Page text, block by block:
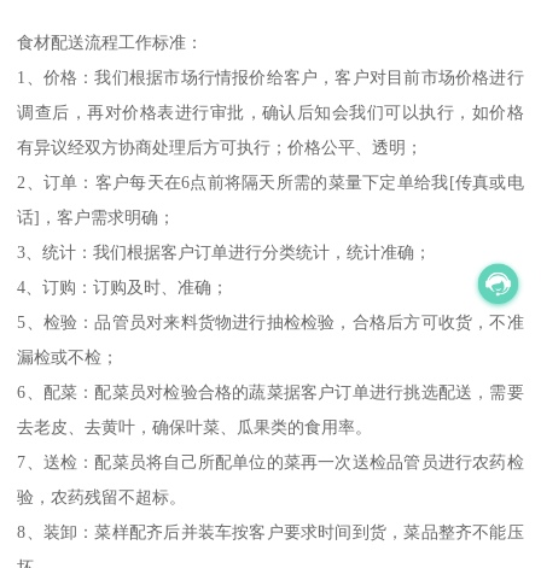
食材配送流程工作标准：
1、价格：我们根据市场行情报价给客户，客户对目前市场价格进行
调查后，再对价格表进行审批，确认后知会我们可以执行，如价格
有异议经双方协商处理后方可执行；价格公平、透明；
2、订单：客户每天在6点前将隔天所需的菜量下定单给我[传真或电
话]，客户需求明确；
3、统计：我们根据客户订单进行分类统计，统计准确；
4、订购：订购及时、准确；
5、检验：品管员对来料货物进行抽检检验，合格后方可收货，不准
漏检或不检；
6、配菜：配菜员对检验合格的蔬菜据客户订单进行挑选配送，需要
去老皮、去黄叶，确保叶菜、瓜果类的食用率。
7、送检：配菜员将自己所配单位的菜再一次送检品管员进行农药检
验，农药残留不超标。
8、装卸：菜样配齐后并装车按客户要求时间到货，菜品整齐不能压